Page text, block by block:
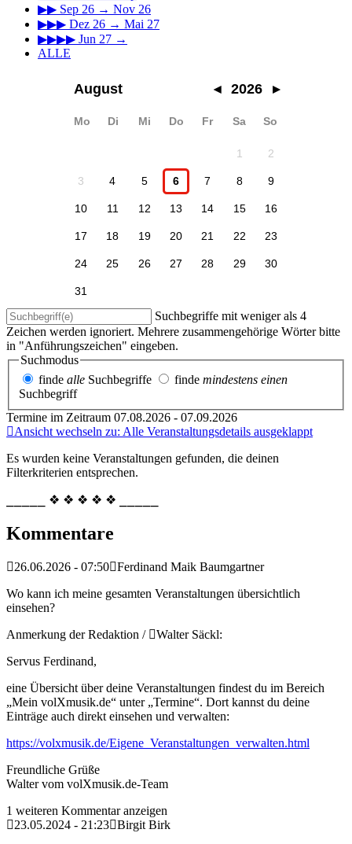
▶▶ Sep 26 → Nov 26
▶▶▶ Dez 26 → Mai 27
▶▶▶▶ Jun 27 →
ALLE
August ◂ 2026 ▸
Mo Di Mi Do Fr Sa So
1 2
3 4 5 6 7 8 9
10 11 12 13 14 15 16
17 18 19 20 21 22 23
24 25 26 27 28 29 30
31
Suchbegriffe mit weniger als 4
Zeichen werden ignoriert. Mehrere zusammengehörige Wörter bitte
in "Anführungszeichen" eingeben.
Suchmodus
finde alle Suchbegriffe finde mindestens einen
Suchbegriff
Termine im Zeitraum 07.08.2026 - 07.09.2026
Ansicht wechseln zu: Alle Veranstaltungsdetails ausgeklappt
Es wurden keine Veranstaltungen gefunden, die deinen
Filterkriterien entsprechen.
⎯⎯⎯⎯⎯ ❖ ❖ ❖ ❖ ❖ ⎯⎯⎯⎯⎯
Kommentare
26.06.2026 - 07:50 Ferdinand Maik Baumgartner
Wo kann ich meine gesamten Veranstaltungen übersichtlich
einsehen?
Anmerkung der Redaktion /
Walter Säckl:
Servus Ferdinand,
eine Übersicht über deine Veranstaltungen findest du im Bereich
„Mein volXmusik.de“ unter „Termine“. Dort kannst du deine
Einträge auch direkt einsehen und verwalten:
https://volxmusik.de/Eigene_Veranstaltungen_verwalten.html
Freundliche Grüße
Walter vom volXmusik.de-Team
1 weiteren Kommentar anzeigen
23.05.2024 - 21:23 Birgit Birk